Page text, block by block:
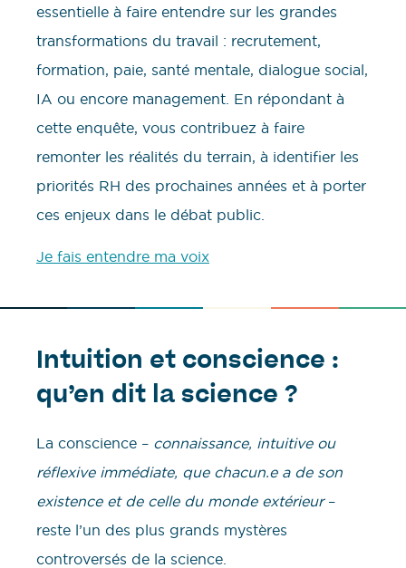
essentielle à faire entendre sur les grandes
transformations du travail : recrutement,
formation, paie, santé mentale, dialogue social,
IA ou encore management. En répondant à
cette enquête, vous contribuez à faire
remonter les réalités du terrain, à identifier les
priorités RH des prochaines années et à porter
ces enjeux dans le débat public.
Je fais entendre ma voix
Intuition et conscience :
qu’en dit la science ?
La conscience – connaissance, intuitive ou
réflexive immédiate, que chacun.e a de son
existence et de celle du monde extérieur–
reste l’un des plus grands mystères
controversés de la science.